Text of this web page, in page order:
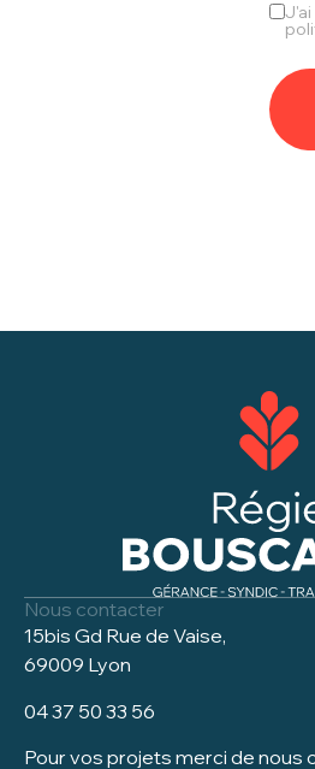
J'ai
Nous contacter
15bis Gd Rue de Vaise,
69009 Lyon
04 37 50 33 56
Pour vos projets merci de nous